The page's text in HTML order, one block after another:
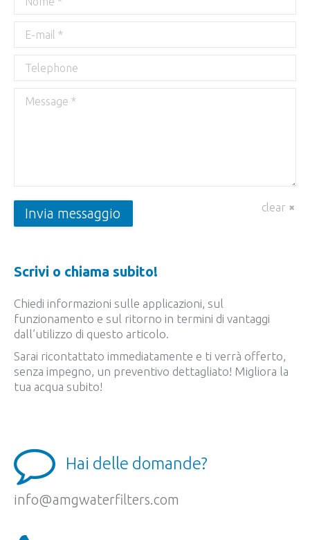
E-mail *
Telephone
Message *
Invia messaggio clear
Scrivi o chiama subito!
Chiedi informazioni sulle applicazioni, sul
funzionamento e sul ritorno in termini di vantaggi
dall’utilizzo di questo articolo.
Sarai ricontattato immediatamente e ti verrà offerto,
senza impegno, un preventivo dettagliato! Migliora la
tua acqua subito!
Hai delle domande?
info@amgwaterfilters.com